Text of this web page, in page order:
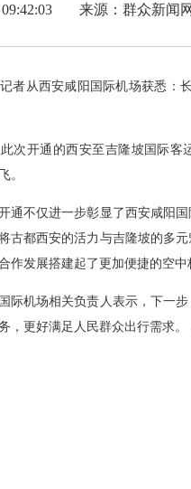
来源：群众新闻网
从西安咸阳国际机场获悉：长
开通的西安至吉隆坡国际客运
。
不仅进一步彰显了西安咸阳国
古都西安的活力与吉隆坡的多
作发展搭建起了更加便捷的空中
机场相关负责人表示，下一步
，更好满足人民群众出行需求。